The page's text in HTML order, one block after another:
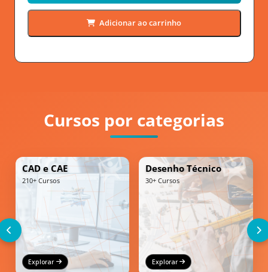
Adicionar ao carrinho
Cursos por categorias
CAD e CAE
210+ Cursos
Explorar
Desenho Técnico
30+ Cursos
Explorar